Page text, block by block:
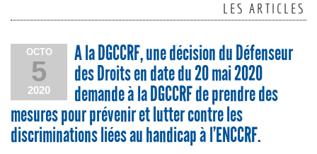
LES ARTICLES
OCTO
5
2020
A la DGCCRF, une décision du Défenseur
des Droits en date du 20 mai 2020
demande à la DGCCRF de prendre des
mesures pour prévenir et lutter contre les
discriminations liées au handicap à l’ENCCRF.